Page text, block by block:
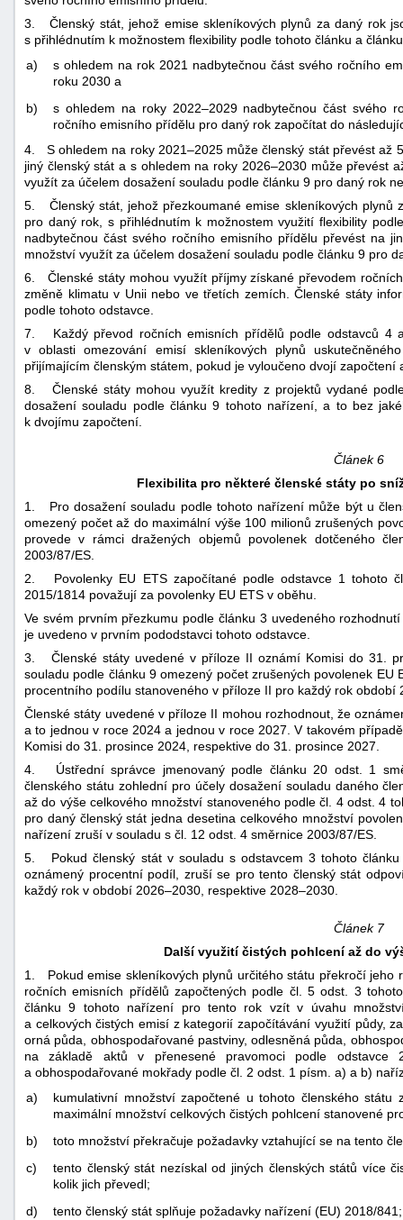
3. Členský stát, jehož emise skleníkových plynů za daný rok
s přihlédnutím k možnostem flexibility podle tohoto článku a
a)
s ohledem na rok 2021 nadbytečnou část svého ročního
roku 2030 a
b)
s ohledem na roky 2022–2029 nadbytečnou část svého
ročního emisního přídělu pro daný rok započítat do
4. S ohledem na roky 2021–2025 může členský stát převést až
jiný členský stát a s ohledem na roky 2026–2030 může převést
využít za účelem dosažení souladu podle článku 9 pro daný rok
5. Členský stát, jehož přezkoumané emise skleníkových plynů
pro daný rok, s přihlédnutím k možnostem využití flexibility
nadbytečnou část svého ročního emisního přídělu převést na
množství využít za účelem dosažení souladu podle článku 9 pro
6. Členské státy mohou využít příjmy získané převodem
změně klimatu v Unii nebo ve třetích zemích. Členské státy
podle tohoto odstavce.
7. Každý převod ročních emisních přídělů podle odstavců 4
v oblasti omezování emisí skleníkových plynů
přijímajícím členským státem, pokud je vyloučeno dvojí započtení
8. Členské státy mohou využít kredity z projektů vydané
dosažení souladu podle článku 9 tohoto nařízení, a to bez
k dvojímu započtení.
Článek 6
Flexibilita pro některé členské státy po
1. Pro dosažení souladu podle tohoto nařízení může být u
omezený počet až do maximální výše 100 milionů zrušených
provede v rámci dražených objemů povolenek dotčeného
2003/87/ES.
2. Povolenky EU ETS započítané podle odstavce 1 tohoto
2015/1814 považují za povolenky EU ETS v oběhu.
Ve svém prvním přezkumu podle článku 3 uvedeného
je uvedeno v prvním pododstavci tohoto odstavce.
3. Členské státy uvedené v příloze II oznámí Komisi do 31.
souladu podle článku 9 omezený počet zrušených povolenek
procentního podílu stanoveného v příloze II pro každý rok období
Členské státy uvedené v příloze II mohou rozhodnout, že
a to jednou v roce 2024 a jednou v roce 2027. V takovém
Komisi do 31. prosince 2024, respektive do 31. prosince 2027.
4. Ústřední správce jmenovaný podle článku 20 odst. 1
členského státu zohlední pro účely dosažení souladu daného
až do výše celkového množství stanoveného podle čl. 4 odst. 4
pro daný členský stát jedna desetina celkového množství
nařízení zruší v souladu s čl. 12 odst. 4 směrnice 2003/87/ES.
5. Pokud členský stát v souladu s odstavcem 3 tohoto
oznámený procentní podíl, zruší se pro tento členský stát
každý rok v období 2026–2030, respektive 2028–2030.
Článek 7
Další využití čistých pohlcení až do
1. Pokud emise skleníkových plynů určitého státu překročí jeho
ročních emisních přídělů započtených podle čl. 5 odst. 3
článku 9 tohoto nařízení pro tento rok vzít v úvahu
a celkových čistých emisí z kategorií započítávání využití půdy,
orná půda, obhospodařované pastviny, odlesněná půda,
na základě aktů v přenesené pravomoci podle odstavce
a obhospodařované mokřady podle čl. 2 odst. 1 písm. a) a b)
a)
kumulativní množství započtené u tohoto členského
maximální množství celkových čistých pohlcení stanovené
b)
toto množství překračuje požadavky vztahující se na tento
c)
tento členský stát nezískal od jiných členských států více
kolik jich převedl;
d)
tento členský stát splňuje požadavky nařízení (EU) 2018/